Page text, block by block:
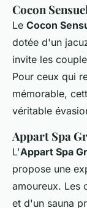
Cocon
Le Cocon
dotée d'un
invite les
Pour ceux qui
mémorable,
véritable
Appart Spa
L'Appart Spa
propose une
amoureux. Les
et d'un sauna